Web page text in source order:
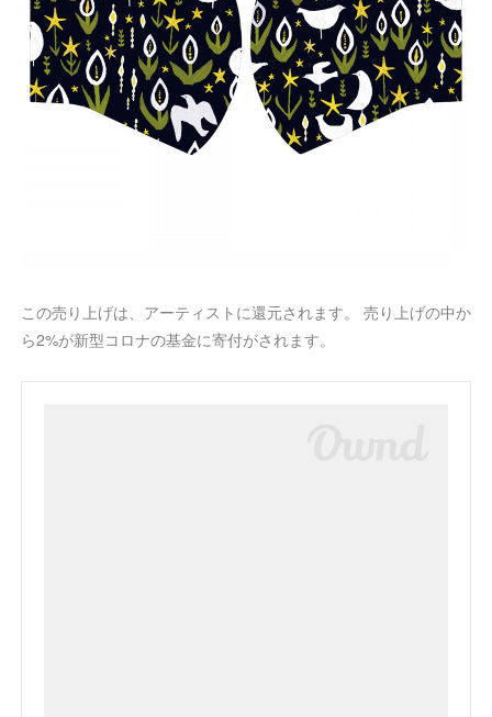
この売り上げは、アーティストに還元されます。 売り上げの中か
ら2%が新型コロナの基金に寄付がされます。